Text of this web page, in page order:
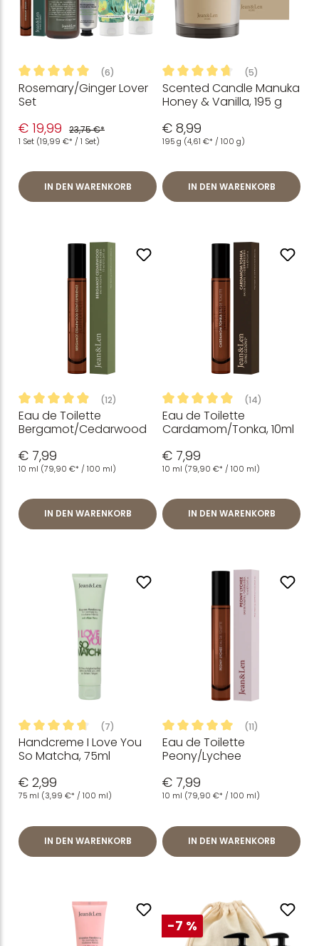
Durchschnittliche Bewertung von 5 von 5 Sternen
(6)
Rosemary/Ginger Lover
Set
€ 19,99 23,75 €*
1 Set (19,99 €* / 1 Set)
IN DEN WARENKORB
Durchschnittliche
(5)
Scented Candle Manuka
Honey & Vanilla, 195 g
€ 8,99
195 g (4,61 €* / 100 g)
IN DEN WARENKORB
Durchschnittliche Bewertung von 4.88 von 5 Sternen
(12)
Eau de Toilette
Bergamot/Cedarwood
€ 7,99
10 ml (79,90 €* / 100 ml)
IN DEN WARENKORB
Durchschnittliche
(14)
Eau de Toilette
Cardamom/Tonka, 10ml
€ 7,99
10 ml (79,90 €* / 100 ml)
IN DEN WARENKORB
Durchschnittliche Bewertung von 4.86 von 5 Sternen
(7)
Handcreme I Love You
So Matcha, 75ml
€ 2,99
75 ml (3,99 €* / 100 ml)
IN DEN WARENKORB
Durchschnittliche
(11)
Eau de Toilette
Peony/Lychee
€ 7,99
10 ml (79,90 €* / 100 ml)
IN DEN WARENKORB
-7 %